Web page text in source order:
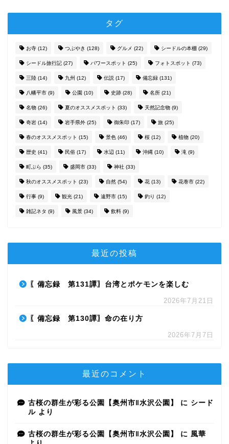
タグ
お寺 (12) つぶやき (128) グルメ (22) シードルの本棚 (29)
シードル旅行記 (27) パワースポット (25) フォトスポット (73)
三陸 (14) 九州 (12) 伝説 (17) 備忘録 (131)
八幡平市 (9) 公園 (10) 史跡 (28) 名所 (21)
名物 (26) 夏のオススメスポット (33) 天然記念物 (9)
奇岩 (14) 岩手県外 (25) 御朱印 (17) 旅 (25)
春のオススメスポット (15) 景色 (46) 桜 (12) 植物 (20)
歴史 (41) 民俗 (17) 水辺 (11) 沖縄 (10) 滝 (9)
町ぶら (35) 盛岡市 (33) 神社 (33)
秋のオススメスポット (23) 自然 (54) 花 (13) 花巻市 (22)
行事 (9) 観光 (21) 遠野市 (15) 釣り (12)
雑記ネタ (9) 風景 (34) 飲料 (9)
最近の投稿
〖備忘録 第131譚〗台湾とポケモンを楽しむ
2026年7月21日
〖備忘録 第130譚〗命の在り方
2026年7月7日
最近のコメント
古桜の群生が彩る公園【奥州市‖水沢公園】 に シード
ル より
古桜の群生が彩る公園【奥州市‖水沢公園】 に 風華